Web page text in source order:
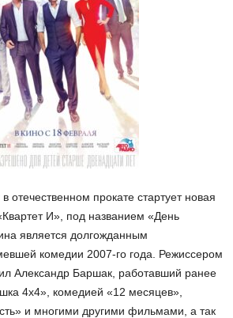
отечественном прокате стартует новая
И», под названием «День
является долгожданным
комедии 2007-го года. Режиссером
Александр Баршак, работавший ранее
4х4», комедией «12 месяцев»,
и многими другими фильмами, а так